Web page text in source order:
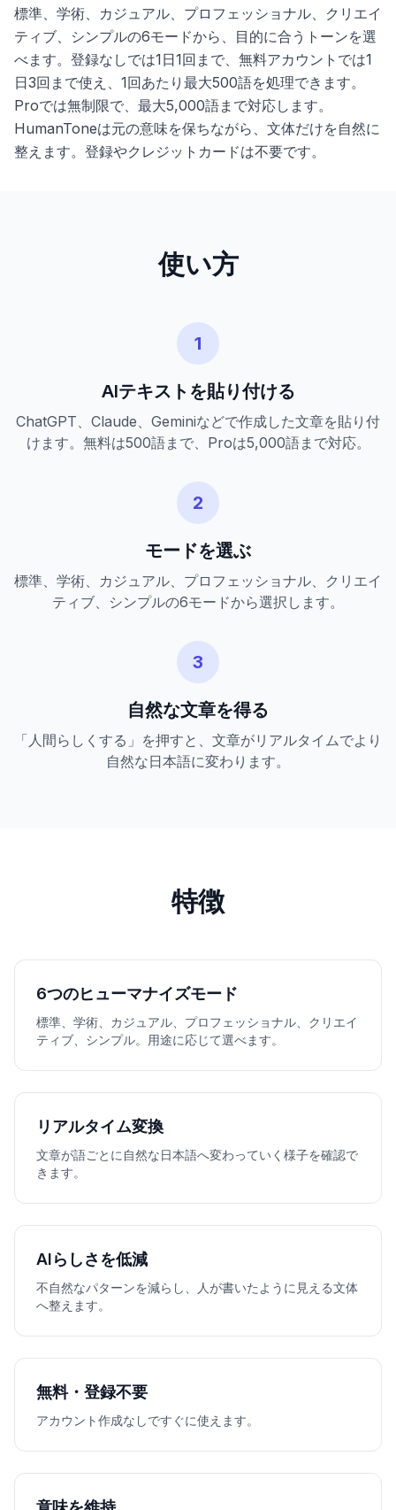
標準、学術、カジュアル、プロフェッショナル、クリエイ
ティブ、シンプルの6モードから、目的に合うトーンを選
べます。登録なしでは1日1回まで、無料アカウントでは1
日3回まで使え、1回あたり最大500語を処理できます。
Proでは無制限で、最大5,000語まで対応します。
HumanToneは元の意味を保ちながら、文体だけを自然に
整えます。登録やクレジットカードは不要です。
使い方
1
AIテキストを貼り付ける
ChatGPT、Claude、Geminiなどで作成した文章を貼り付
けます。無料は500語まで、Proは5,000語まで対応。
2
モードを選ぶ
標準、学術、カジュアル、プロフェッショナル、クリエイ
ティブ、シンプルの6モードから選択します。
3
自然な文章を得る
「人間らしくする」を押すと、文章がリアルタイムでより
自然な日本語に変わります。
特徴
6つのヒューマナイズモード
標準、学術、カジュアル、プロフェッショナル、クリエイ
ティブ、シンプル。用途に応じて選べます。
リアルタイム変換
文章が語ごとに自然な日本語へ変わっていく様子を確認で
きます。
AIらしさを低減
不自然なパターンを減らし、人が書いたように見える文体
へ整えます。
無料・登録不要
アカウント作成なしですぐに使えます。